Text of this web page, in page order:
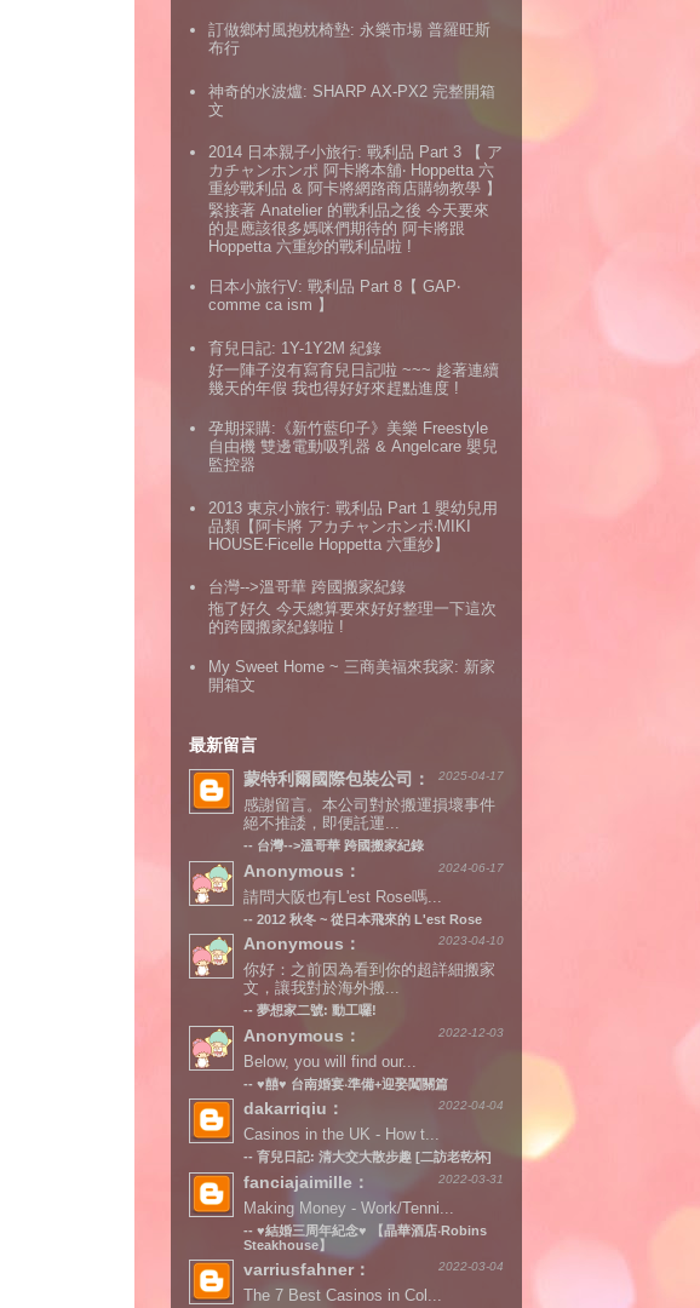
訂做鄉村風抱枕椅墊: 永樂市場 普羅旺斯
布行
神奇的水波爐: SHARP AX-PX2 完整開箱
文
2014 日本親子小旅行: 戰利品 Part 3 【 ア
カチャンホンポ 阿卡將本舖‧ Hoppetta 六
重紗戰利品 & 阿卡將網路商店購物教學 】
緊接著 Anatelier 的戰利品之後 今天要來
的是應該很多媽咪們期待的 阿卡將跟
Hoppetta 六重紗的戰利品啦 !
日本小旅行V: 戰利品 Part 8【 GAP‧
comme ca ism 】
育兒日記: 1Y-1Y2M 紀錄
好一陣子沒有寫育兒日記啦 ~~~ 趁著連續
幾天的年假 我也得好好來趕點進度 !
孕期採購:《新竹藍印子》美樂 Freestyle
自由機 雙邊電動吸乳器 & Angelcare 嬰兒
監控器
2013 東京小旅行: 戰利品 Part 1 嬰幼兒用
品類【阿卡將 アカチャンホンポ‧MIKI
HOUSE‧Ficelle Hoppetta 六重紗】
台灣-->溫哥華 跨國搬家紀錄
拖了好久 今天總算要來好好整理一下這次
的跨國搬家紀錄啦 !
My Sweet Home ~ 三商美福來我家: 新家
開箱文
最新留言
2025-04-17
蒙特利爾國際包裝公司：
感謝留言。本公司對於搬運損壞事件
絕不推諉，即便託運...
-- 台灣-->溫哥華 跨國搬家紀錄
2024-06-17
Anonymous：
請問大阪也有L'est Rose嗎...
-- 2012 秋冬 ~ 從日本飛來的 L'est Rose
2023-04-10
Anonymous：
你好：之前因為看到你的超詳細搬家
文，讓我對於海外搬...
-- 夢想家二號: 動工囉!
2022-12-03
Anonymous：
Below, you will find our...
-- ♥囍♥ 台南婚宴‧準備+迎娶闖關篇
2022-04-04
dakarriqiu：
Casinos in the UK - How t...
-- 育兒日記: 清大交大散步趣 [二訪老乾杯]
2022-03-31
fanciajaimille：
Making Money - Work/Tenni...
-- ♥結婚三周年紀念♥ 【晶華酒店‧Robins
Steakhouse】
2022-03-04
varriusfahner：
The 7 Best Casinos in Col...